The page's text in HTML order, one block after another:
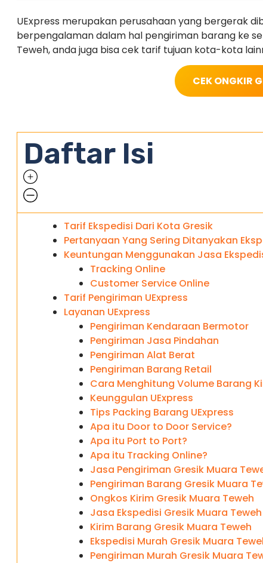
UExpress merupakan perusahaan yang bergerak
berpengalaman dalam hal pengiriman barang ke
Teweh, anda juga bisa cek tarif tujuan kota-kota
CEK ONGKIR
Daftar Isi
Tarif Ekspedisi Dari Kota Gresik
Pertanyaan Yang Sering Ditanyakan
Keuntungan Menggunakan Jasa
Tracking Online
Customer Service Online
Tarif Pengiriman UExpress
Layanan UExpress
Pengiriman Kendaraan Bermotor
Pengiriman Jasa Pindahan
Pengiriman Alat Berat
Pengiriman Barang Retail
Cara Menghitung Volume Barang
Keunggulan UExpress
Tips Packing Barang UExpress
Apa itu Door to Door Service?
Apa itu Port to Port?
Apa itu Tracking Online?
Jasa Pengiriman Gresik Muara
Pengiriman Barang Gresik Muara
Ongkos Kirim Gresik Muara Teweh
Jasa Ekspedisi Gresik Muara Teweh
Kirim Barang Gresik Muara Teweh
Ekspedisi Murah Gresik Muara
Pengiriman Murah Gresik Muara